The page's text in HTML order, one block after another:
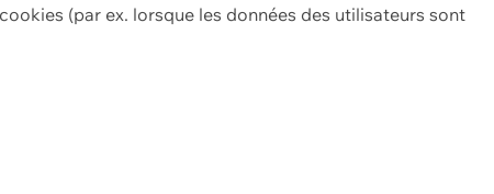
(par ex. lorsque les données des utilisateurs sont